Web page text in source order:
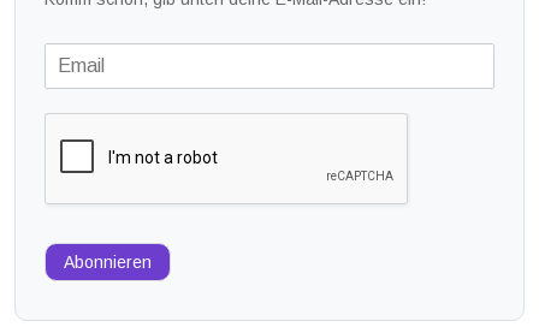
Abonnieren